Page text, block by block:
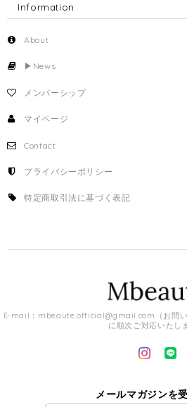
Information
About
▶︎News
メンバーシップ
マイページ
Contact
プライバシーポリシー
特定商取引法に基づく表記
E-mail： mbeaute.official@gmail.com
（お問
に順次ご対応いたし
メールマガジンを